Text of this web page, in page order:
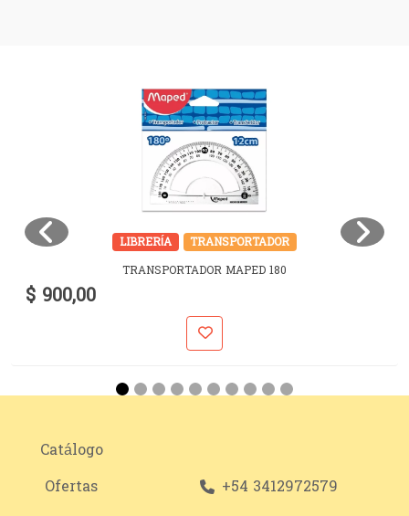
LIBRERÍA
TRANSPORTADOR
TRANSPORTADOR MAPED 180
$ 900,00
Catálogo
Ofertas
+54 3412972579